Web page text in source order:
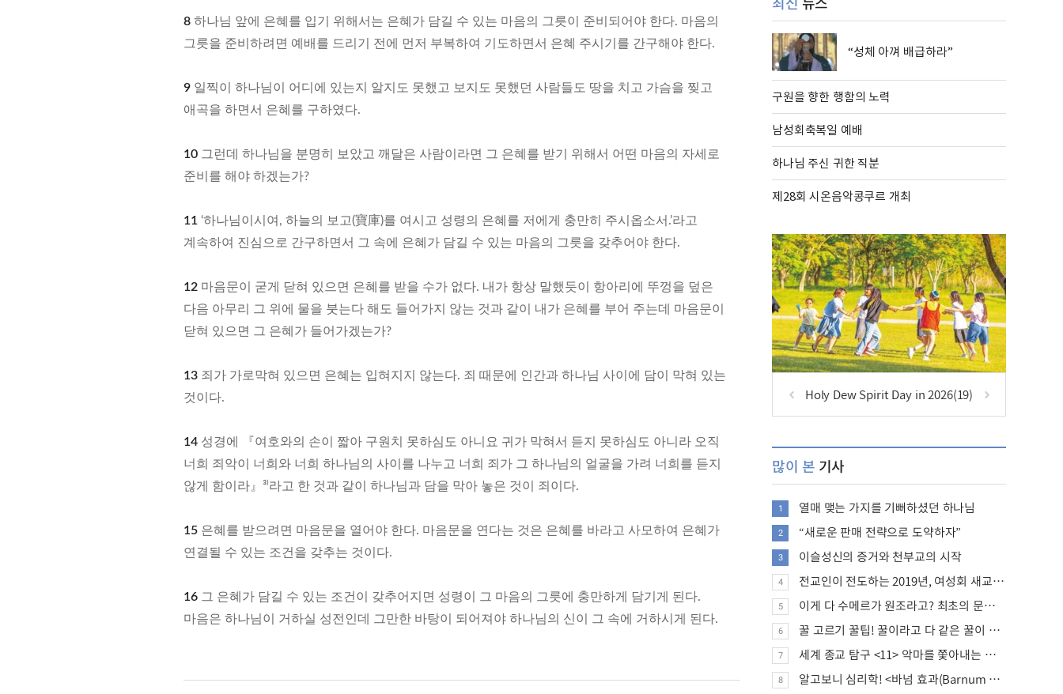
8 하나님 앞에 은혜를 입기 위해서는 은혜가 담길 수 있는 마음의 그릇이 준비되어야 한다. 마음의
그릇을 준비하려면 예배를 드리기 전에 먼저 부복하여 기도하면서 은혜 주시기를 간구해야 한다.
9 일찍이 하나님이 어디에 있는지 알지도 못했고 보지도 못했던 사람들도 땅을 치고 가슴을 찢고
애곡을 하면서 은혜를 구하였다.
10 그런데 하나님을 분명히 보았고 깨달은 사람이라면 그 은혜를 받기 위해서 어떤 마음의 자세로
준비를 해야 하겠는가?
11 ‘하나님이시여, 하늘의 보고(寶庫)를 여시고 성령의 은혜를 저에게 충만히 주시옵소서.’라고
계속하여 진심으로 간구하면서 그 속에 은혜가 담길 수 있는 마음의 그릇을 갖추어야 한다.
12 마음문이 굳게 닫혀 있으면 은혜를 받을 수가 없다. 내가 항상 말했듯이 항아리에 뚜껑을 덮은
다음 아무리 그 위에 물을 붓는다 해도 들어가지 않는 것과 같이 내가 은혜를 부어 주는데 마음문이
닫혀 있으면 그 은혜가 들어가겠는가?
13 죄가 가로막혀 있으면 은혜는 입혀지지 않는다. 죄 때문에 인간과 하나님 사이에 담이 막혀 있는
것이다.
14 성경에 『여호와의 손이 짧아 구원치 못하심도 아니요 귀가 막혀서 듣지 못하심도 아니라 오직
너희 죄악이 너희와 너희 하나님의 사이를 나누고 너희 죄가 그 하나님의 얼굴을 가려 너희를 듣지
않게 함이라』³⁾라고 한 것과 같이 하나님과 담을 막아 놓은 것이 죄이다.
15 은혜를 받으려면 마음문을 열어야 한다. 마음문을 연다는 것은 은혜를 바라고 사모하여 은혜가
연결될 수 있는 조건을 갖추는 것이다.
16 그 은혜가 담길 수 있는 조건이 갖추어지면 성령이 그 마음의 그릇에 충만하게 담기게 된다.
마음은 하나님이 거하실 성전인데 그만한 바탕이 되어져야 하나님의 신이 그 속에 거하시게 된다.
“성체 아껴 배급하라”
구원을 향한 행함의 노력
남성회축복일 예배
하나님 주신 귀한 직분
제28회 시온음악콩쿠르 개최
Holy Dew Spirit Day in 2026(19)
많이 본 기사
1 열매 맺는 가지를 기뻐하셨던 하나님
2 “새로운 판매 전략으로 도약하자”
3 이슬성신의 증거와 천부교의 시작
4 전교인이 전도하는 2019년, 여성회 새교인 증가 추세
5 이게 다 수메르가 원조라고? 최초의 문명, 수메르는 어떤 문명이었을까?
6 꿀 고르기 꿀팁! 꿀이라고 다 같은 꿀이 아니다!
7 세계 종교 탐구 <11> 악마를 쫓아내는 의식의 뿌리에 대하여
8 알고보니 심리학! <바넘 효과(Barnum effect)>